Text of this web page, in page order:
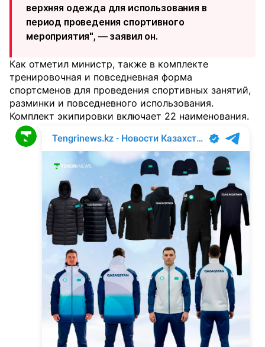
верхняя одежда для использования в
период проведения спортивного
мероприятия", — заявил он.
Как отметил министр, также в комплекте
тренировочная и повседневная форма
спортсменов для проведения спортивных занятий,
разминки и повседневного использования.
Комплект экипировки включает 22 наименования.